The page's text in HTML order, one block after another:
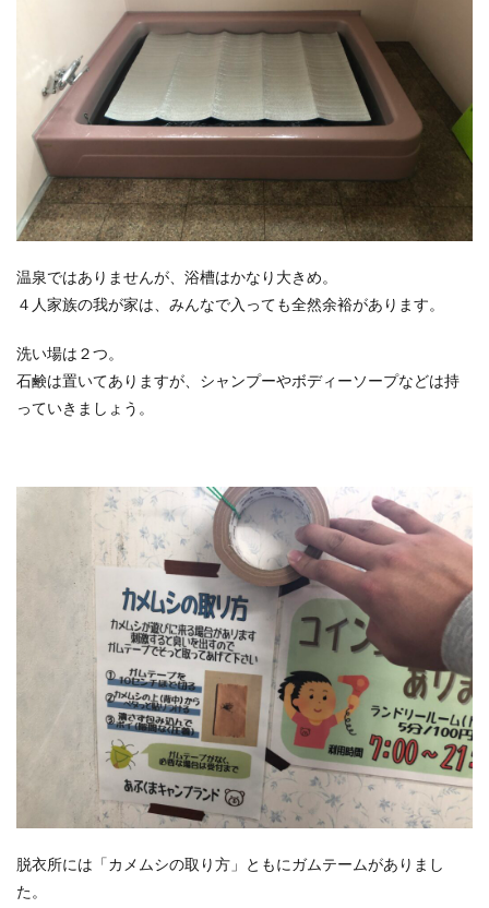
温泉ではありませんが、浴槽はかなり大きめ。
４人家族の我が家は、みんなで入っても全然余裕があります。
洗い場は２つ。
石鹸は置いてありますが、シャンプーやボディーソープなどは持
っていきましょう。
脱衣所には「カメムシの取り方」ともにガムテームがありまし
た。